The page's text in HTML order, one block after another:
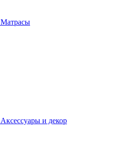
Матрасы
Аксессуары и декор